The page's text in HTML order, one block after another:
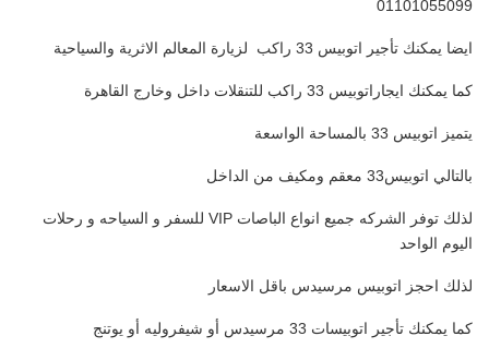
01101055099
ايضا يمكنك تأجير اتوبيس 33 راكب لزيارة المعالم الاثرية والسياحية
كما يمكنك ايجاراتوبيس 33 راكب للتنقلات داخل وخارج القاهرة
يتميز اتوبيس 33 بالمساحة الواسعة
بالتالي اتوبيس33 معقم ومكيف من الداخل
لذلك توفر الشركه جميع انواع الباصات VIP للسفر و السياحه و رحلات
اليوم الواحد
لذلك احجز اتوبيس مرسيدس باقل الاسعار
كما يمكنك تأجير اتوبيسات 33 مرسيدس أو شيفروليه أو يوتنج